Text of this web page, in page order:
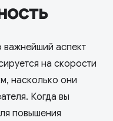
аспект
на скорости
насколько они
Когда вы
повышения